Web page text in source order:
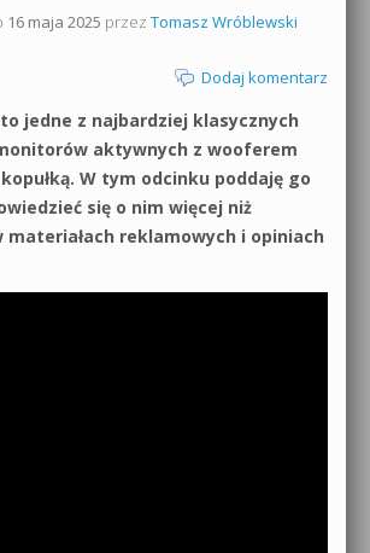
16 maja 2025 przez Tomasz Wróblewski
Dodaj komentarz
to jedne z najbardziej klasycznych
aktywnych z wooferem
W tym odcinku poddaję go
się o nim więcej niż
materiałach reklamowych i opiniach